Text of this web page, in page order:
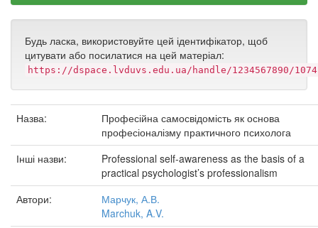
Будь ласка, використовуйте цей ідентифікатор, щоб
цитувати або посилатися на цей матеріал:
https://dspace.lvduvs.edu.ua/handle/1234567890/1074
Назва:
Професійна самосвідомість як основа
професіоналізму практичного психолога
Інші назви:
Professional self-awareness as the basis of a
practical psychologist’s professionalism
Автори:
Марчук, А.В.
Marchuk, A.V.